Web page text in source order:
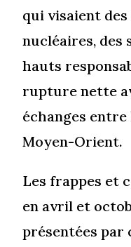
qui visaient
nucléaires, des
hauts
rupture nette
échanges
Moyen-Orient.
Les frappes et
en avril et
présentées par